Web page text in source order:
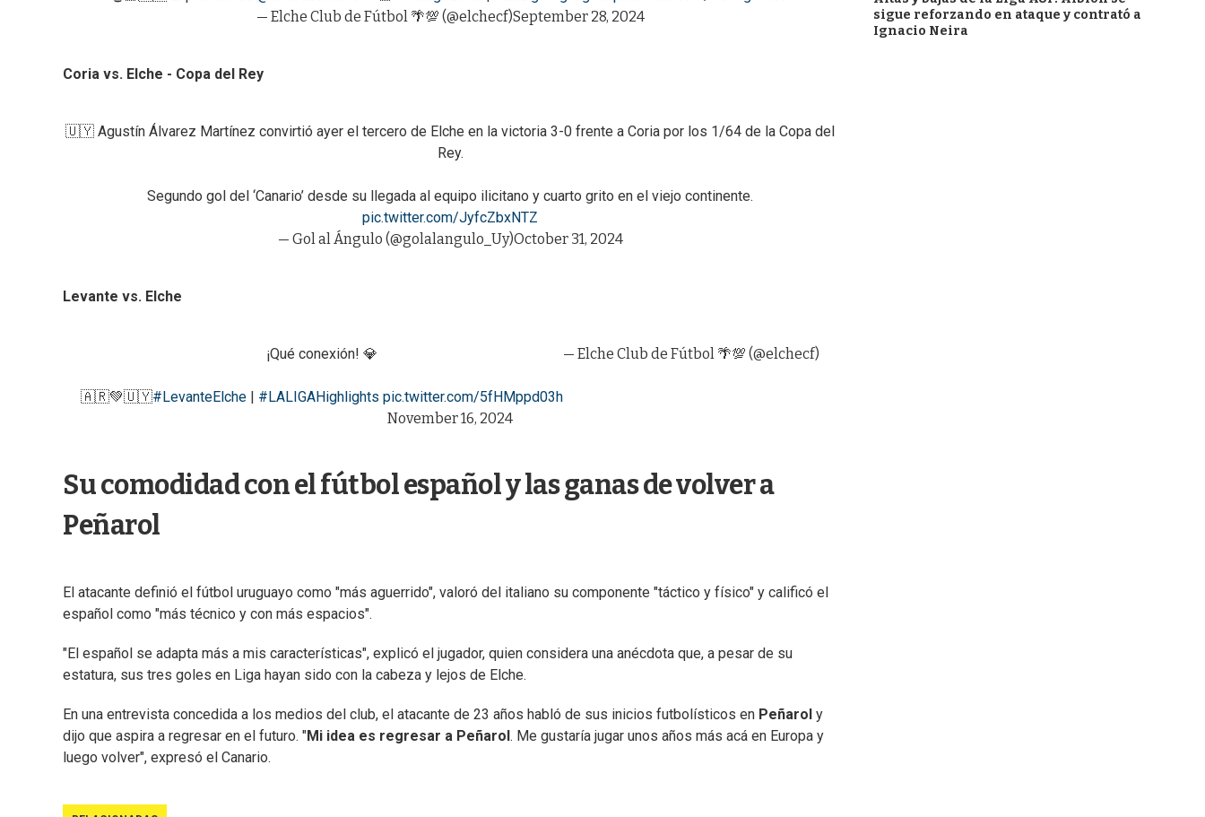
— Elche Club de Fútbol 🌴💯 (@elchecf)September 28, 2024
Coria vs. Elche - Copa del Rey
🇺🇾 Agustín Álvarez Martínez convirtió ayer el tercero de Elche en la victoria 3-0 frente a Coria por los 1/64 de la Copa del
Rey.
Segundo gol del ‘Canario’ desde su llegada al equipo ilicitano y cuarto grito en el viejo continente.
pic.twitter.com/JyfcZbxNTZ
— Gol al Ángulo (@golalangulo_Uy)October 31, 2024
Levante vs. Elche
¡Qué conexión! 💎
🇦🇷💚🇺🇾#LevanteElche #LALIGAHighlights pic.twitter.com/5fHMppd03h
— Elche Club de Fútbol 🌴💯 (@elchecf)
November 16, 2024
Su comodidad con el fútbol español y las ganas de volver a
Peñarol
El atacante definió el fútbol uruguayo como "más aguerrido", valoró del italiano su componente "táctico y físico" y calificó el
español como "más técnico y con más espacios".
"El español se adapta más a mis características", explicó el jugador, quien considera una anécdota que, a pesar de su
estatura, sus tres goles en Liga hayan sido con la cabeza y lejos de Elche.
En una entrevista concedida a los medios del club, el atacante de 23 años habló de sus inicios futbolísticos en Peñarol y
dijo que aspira a regresar en el futuro. "Mi idea es regresar a Peñarol . Me gustaría jugar unos años más acá en Europa y
luego volver", expresó el Canario.
sigue reforzando en ataque y contrató a
Ignacio Neira